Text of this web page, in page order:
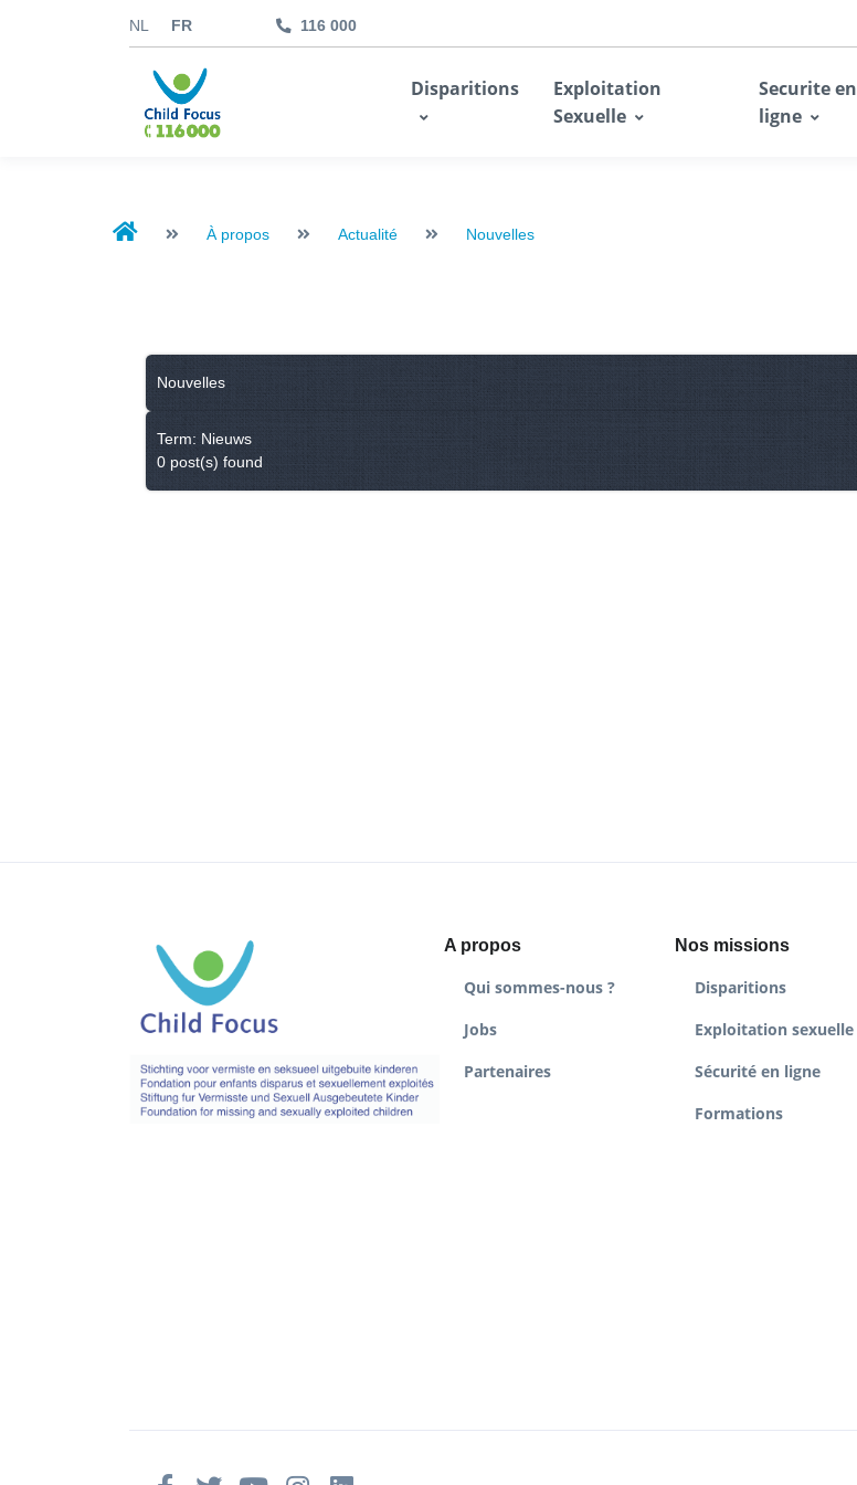
NL FR 116 000
Disparitions
Exploitation
Sexuelle
Securite en
ligne
À propos Actualité Nouvelles
Nouvelles
Term: Nieuws
0 post(s) found
A propos
Qui sommes-nous ?
Jobs
Partenaires
Nos missions
Disparitions
Exploitation sexuelle
Sécurité en ligne
Formations